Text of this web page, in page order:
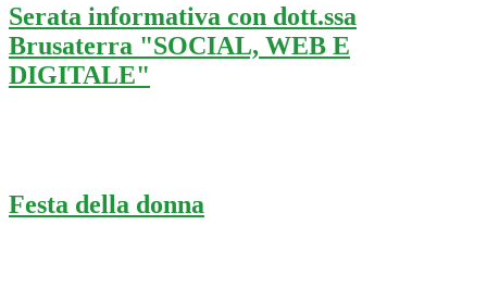
Serata informativa con dott.ssa
Brusaterra "SOCIAL, WEB E
DIGITALE"
Festa della donna